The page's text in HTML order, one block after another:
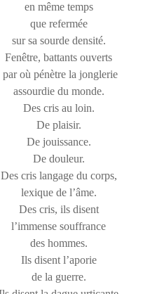
en même temps
que refermée
sur sa sourde densité.
Fenêtre, battants ouverts
par où pénètre la jonglerie
assourdie du monde.
Des cris au loin.
De plaisir.
De jouissance.
De douleur.
Des cris langage du corps,
lexique de l’âme.
Des cris, ils disent
l’immense souffrance
des hommes.
Ils disent l’aporie
de la guerre.